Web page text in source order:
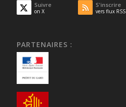
Suivre
on X
S'inscrire
vers flux RSS
PARTENAIRES :